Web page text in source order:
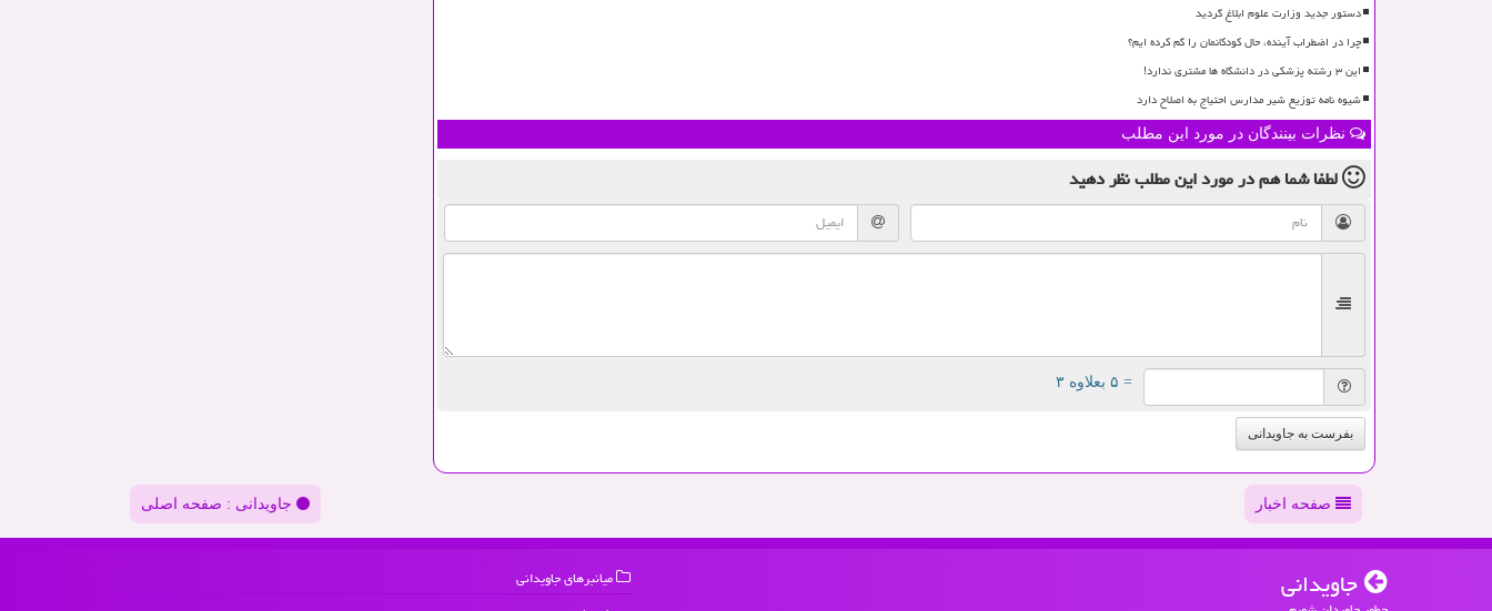
دستور جدید وزارت علوم ابلاغ گردید
چرا در اضطراب آینده، حال کودکانمان را گم کرده ایم؟
این ۳ رشته پزشکی در دانشگاه ها مشتری ندارد!
شیوه نامه توزیع شیر مدارس احتیاج به اصلاح دارد
نظرات بینندگان در مورد این مطلب
لطفا شما همدر مورد این مطلبنظر دهید
= ۵ بعلاوه ۳
بفرست به جاویدانی
صفحه اخبار جاویدانی : صفحه اصلی
جاویدانی میانبرهای جاویدانی